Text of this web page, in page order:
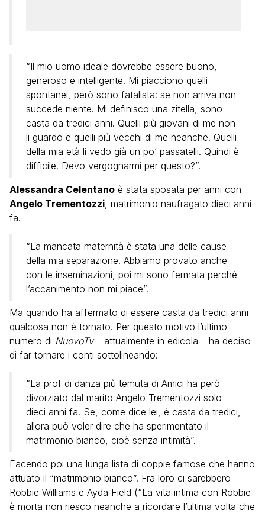
“Il mio uomo ideale dovrebbe essere buono,
generoso e intelligente. Mi piacciono quelli
spontanei, però sono fatalista: se non arriva non
succede niente. Mi definisco una zitella, sono
casta da tredici anni. Quelli più giovani di me non
li guardo e quelli più vecchi di me neanche. Quelli
della mia età li vedo già un po’ passatelli. Quindi è
difficile. Devo vergognarmi per questo?”.
Alessandra Celentano è stata sposata per anni con
Angelo Trementozzi, matrimonio naufragato dieci anni
fa.
“La mancata maternità è stata una delle cause
della mia separazione. Abbiamo provato anche
con le inseminazioni, poi mi sono fermata perché
l’accanimento non mi piace”.
Ma quando ha affermato di essere casta da tredici anni
qualcosa non è tornato. Per questo motivo l’ultimo
numero di NuovoTv– attualmente in edicola – ha deciso
di far tornare i conti sottolineando:
“La prof di danza più temuta di Amici ha però
divorziato dal marito Angelo Trementozzi solo
dieci anni fa. Se, come dice lei, è casta da tredici,
allora può voler dire che ha sperimentato il
matrimonio bianco, cioè senza intimità”.
Facendo poi una lunga lista di coppie famose che hanno
attuato il “matrimonio bianco”. Fra loro ci sarebbero
Robbie Williams e Ayda Field (“La vita intima con Robbie
è morta non riesco neanche a ricordare l’ultima volta che